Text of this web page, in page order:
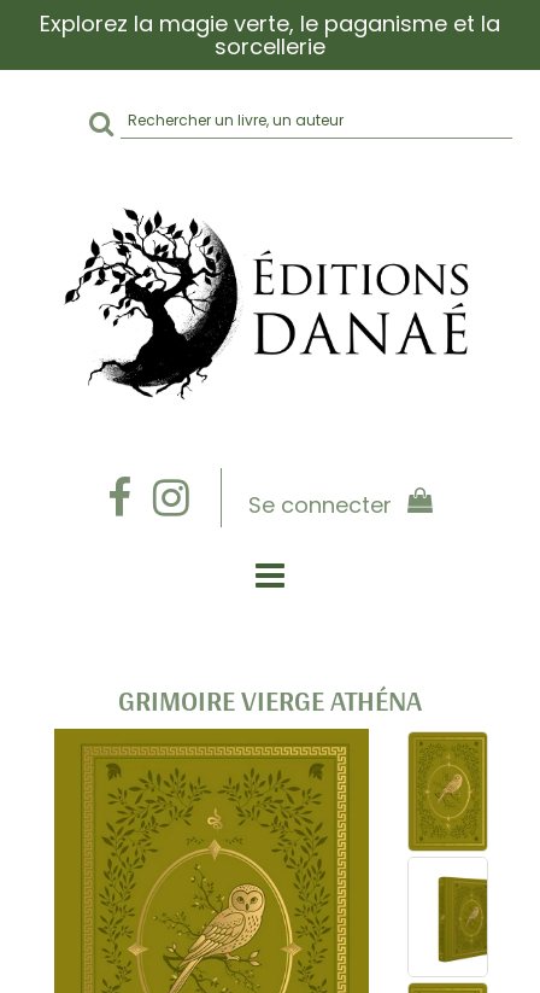
Explorez la magie verte, le paganisme et la
sorcellerie
Rechercher
sur
Se connecter
GRIMOIRE VIERGE ATHÉNA